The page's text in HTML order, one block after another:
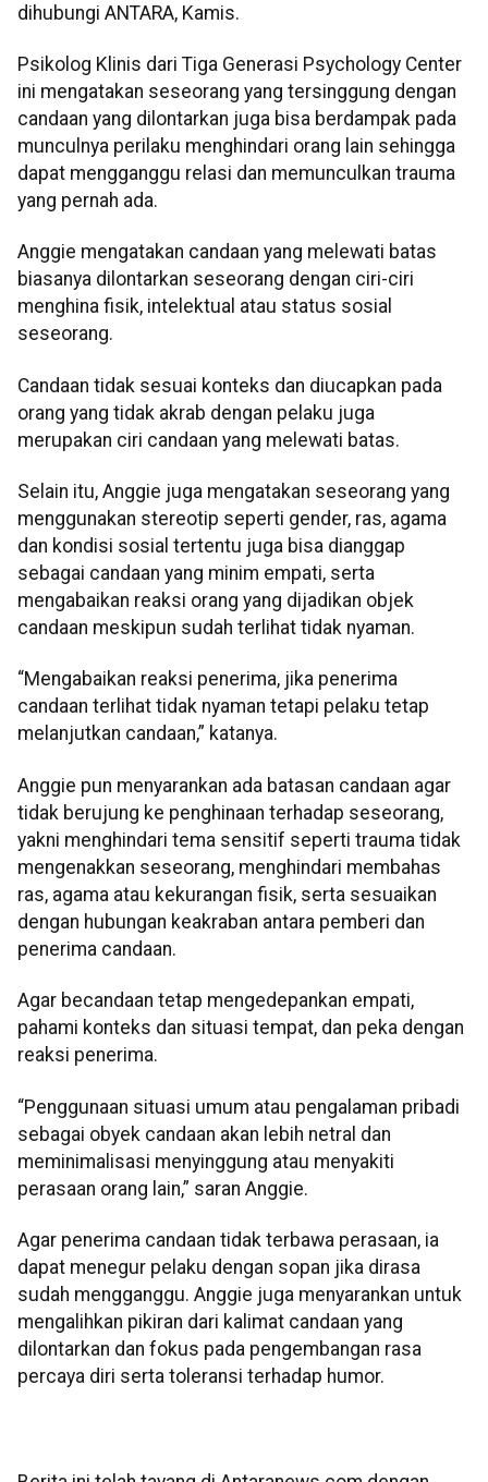
dihubungi ANTARA, Kamis.
Psikolog Klinis dari Tiga Generasi Psychology Center
ini mengatakan seseorang yang tersinggung dengan
candaan yang dilontarkan juga bisa berdampak pada
munculnya perilaku menghindari orang lain sehingga
dapat mengganggu relasi dan memunculkan trauma
yang pernah ada.
Anggie mengatakan candaan yang melewati batas
biasanya dilontarkan seseorang dengan ciri-ciri
menghina fisik, intelektual atau status sosial
seseorang.
Candaan tidak sesuai konteks dan diucapkan pada
orang yang tidak akrab dengan pelaku juga
merupakan ciri candaan yang melewati batas.
Selain itu, Anggie juga mengatakan seseorang yang
menggunakan stereotip seperti gender, ras, agama
dan kondisi sosial tertentu juga bisa dianggap
sebagai candaan yang minim empati, serta
mengabaikan reaksi orang yang dijadikan objek
candaan meskipun sudah terlihat tidak nyaman.
“Mengabaikan reaksi penerima, jika penerima
candaan terlihat tidak nyaman tetapi pelaku tetap
melanjutkan candaan,” katanya.
Anggie pun menyarankan ada batasan candaan agar
tidak berujung ke penghinaan terhadap seseorang,
yakni menghindari tema sensitif seperti trauma tidak
mengenakkan seseorang, menghindari membahas
ras, agama atau kekurangan fisik, serta sesuaikan
dengan hubungan keakraban antara pemberi dan
penerima candaan.
Agar becandaan tetap mengedepankan empati,
pahami konteks dan situasi tempat, dan peka dengan
reaksi penerima.
“Penggunaan situasi umum atau pengalaman pribadi
sebagai obyek candaan akan lebih netral dan
meminimalisasi menyinggung atau menyakiti
perasaan orang lain,” saran Anggie.
Agar penerima candaan tidak terbawa perasaan, ia
dapat menegur pelaku dengan sopan jika dirasa
sudah mengganggu. Anggie juga menyarankan untuk
mengalihkan pikiran dari kalimat candaan yang
dilontarkan dan fokus pada pengembangan rasa
percaya diri serta toleransi terhadap humor.